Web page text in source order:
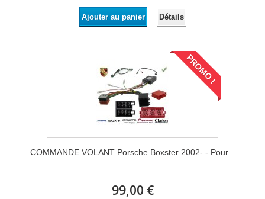
Ajouter au panier Détails
PROMO !
COMMANDE VOLANT Porsche Boxster 2002- - Pour...
99,00 €